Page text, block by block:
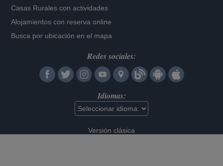
Casas Rurales con actividades
Alojamientos con reserva online
Busca por ubicación en el mapa
Redes sociales:
Idiomas:
Versión clásica